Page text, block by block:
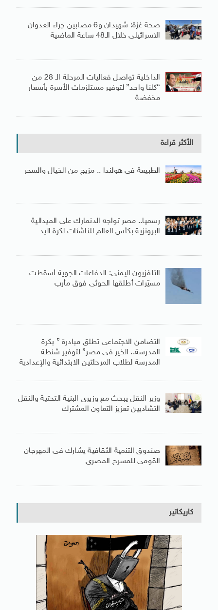
صحة غزة: شهيدان و6 مصابين جراء العدوان
الاسرائيلى خلال الـ48 ساعة الماضية
الداخلية تواصل فعاليات المرحلة الـ 28 من
“كلنا واحد” لتوفير مستلزمات الأسرة بأسعار
مخفضة
الأكثر قراءة
الطبيعة فى هولندا .. مزيج من الخيال والسحر
رسميا.. مصر تواجه الدنمارك على الميدالية
البرونزية بكأس العالم للناشئات لكرة اليد
التلفزيون اليمنى: الدفاعات الجوية أسقطت
مسيّرات أطلقها الحوثى فوق مأرب
التضامن الاجتماعى تطلق مبادرة ” بكرة
المدرسة.. الخير فى مصر” لتوفير شنطة
المدرسة لطلاب المرحلتين الابتدائية والإعدادية
وزير النقل يبحث مع وزيرى البنية التحتية والنقل
التشاديين تعزيز التعاون المشترك
صندوق التنمية الثقافية يشارك فى المهرجان
القومى للمسرح المصرى
كاريكاتير